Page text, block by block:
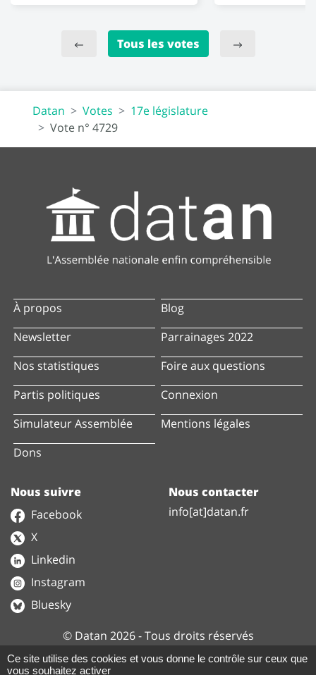
Tous les votes
Datan Votes
17e législature
Vote n° 4729
À propos
Newsletter
Nos statistiques
Partis politiques
Simulateur Assemblée
Dons
Blog
Parrainages 2022
Foire aux questions
Connexion
Mentions légales
Nous suivre
Facebook
X
Linkedin
Instagram
Bluesky
Nous contacter
info[at]datan.fr
© Datan 2026 - Tous droits réservés
Ce site utilise des cookies et vous donne le contrôle sur ceux que
vous souhaitez activer